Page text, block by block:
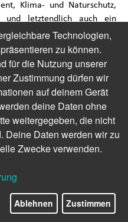
Klima- und Naturschutz,
letztendlich auch ein
Grau in Grau gegossene
oft verschleiern, setzen
kleine Farbkleckse mit
Technologien,
zu können.
für die Nutzung unserer
Zustimmung dürfen wir
auf deinem Gerät
deine Daten ohne
weitergegeben, die nicht
Deine Daten werden wir zu
Zwecke verwenden.
Ablehnen Zustimmen